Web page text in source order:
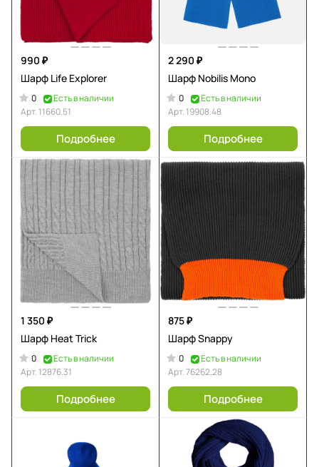
990 ₽
Шарф Life Explorer
0
Есть в наличии
Арт. 11660.51
Подробнее
2 290 ₽
Шарф Nobilis Mono
0
Есть в наличии
Арт. 19908.48
Подробнее
1 350 ₽
Шарф Heat Trick
0
Есть в наличии
Арт. 12876.31
Подробнее
875 ₽
Шарф Snappy
0
Есть в наличии
Арт.76262.28
Подробнее